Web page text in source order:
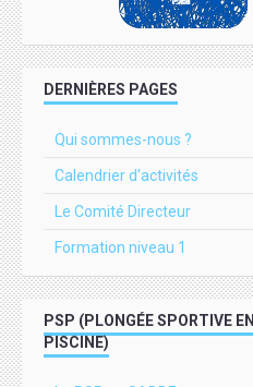
DERNIÈRES PAGES
Qui sommes-nous ?
Calendrier d'activités
Le Comité Directeur
Formation niveau 1
PSP (PLONGÉE SPORTIVE EN
PISCINE)